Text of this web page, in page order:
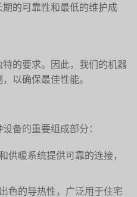
的可靠性和最低的维护成
的要求。因此，我们的机器
以确保最佳性能。
备的重要组成部分：
供暖系统提供可靠的连接，
色的导热性，广泛用于住宅